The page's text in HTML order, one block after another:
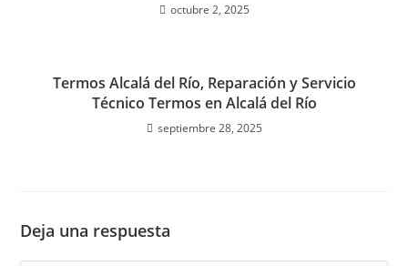
octubre 2, 2025
Termos Alcalá del Río, Reparación y Servicio
Técnico Termos en Alcalá del Río
septiembre 28, 2025
Deja una respuesta